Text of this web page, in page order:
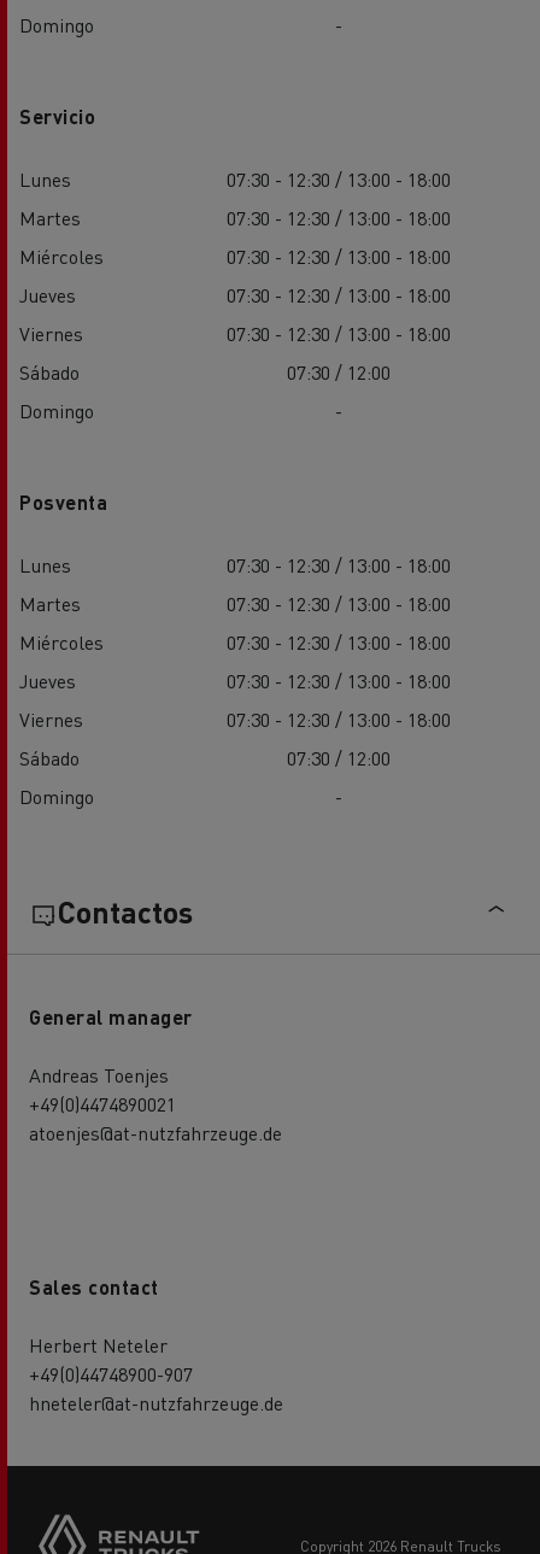
Domingo
-
Servicio
Lunes
07:30 - 12:30 / 13:00 - 18:00
Martes
07:30 - 12:30 / 13:00 - 18:00
Miércoles
07:30 - 12:30 / 13:00 - 18:00
Jueves
07:30 - 12:30 / 13:00 - 18:00
Viernes
07:30 - 12:30 / 13:00 - 18:00
Sábado
07:30 / 12:00
Domingo
-
Posventa
Lunes
07:30 - 12:30 / 13:00 - 18:00
Martes
07:30 - 12:30 / 13:00 - 18:00
Miércoles
07:30 - 12:30 / 13:00 - 18:00
Jueves
07:30 - 12:30 / 13:00 - 18:00
Viernes
07:30 - 12:30 / 13:00 - 18:00
Sábado
07:30 / 12:00
Domingo
-
Contactos
General manager
Andreas Toenjes
+49(0)4474890021
atoenjes@at-nutzfahrzeuge.de
Sales contact
Herbert Neteler
+49(0)44748900-907
hneteler@at-nutzfahrzeuge.de
copyright 2026 Renault Trucks